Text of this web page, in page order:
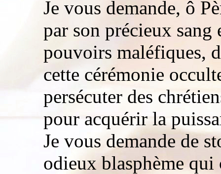
Je vous demande, ô
par son précieux
pouvoirs maléfiques,
cette cérémonie
persécuter des
pour acquérir la
Je vous demande de
odieux blasphème